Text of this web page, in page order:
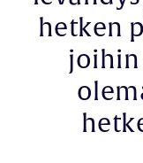
hetken
joihin